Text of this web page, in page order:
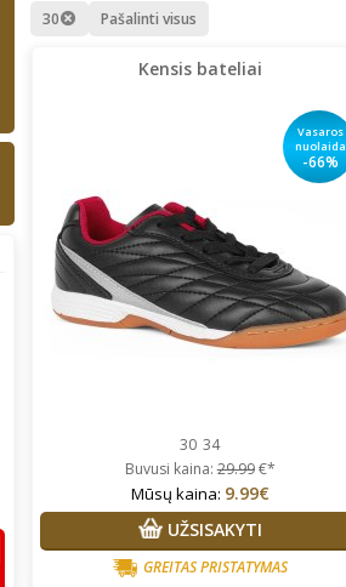
30 Pašalinti visus
Kensis bateliai
Vasaros
nuolaida
-66%
30 34
Buvusi kaina:29.99€*
Mūsų kaina: 9.99€
UŽSISAKYTI
GREITAS PRISTATYMAS